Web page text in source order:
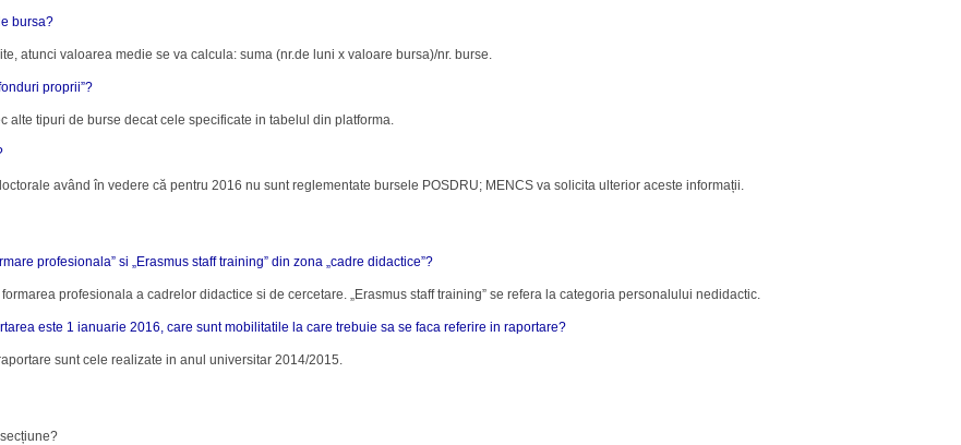
bursa?
atunci valoarea medie se va calcula: suma (nr.de luni x valoare bursa)/nr. burse.
proprii”?
alte tipuri de burse decat cele specificate in tabelul din platforma.
având în vedere că pentru 2016 nu sunt reglementate bursele POSDRU; MENCS va solicita ulterior aceste informații.
profesionala” si „Erasmus staff training” din zona „cadre didactice”?
profesionala a cadrelor didactice si de cercetare. „Erasmus staff training” se refera la categoria personalului nedidactic.
este 1 ianuarie 2016, care sunt mobilitatile la care trebuie sa se faca referire in raportare?
sunt cele realizate in anul universitar 2014/2015.